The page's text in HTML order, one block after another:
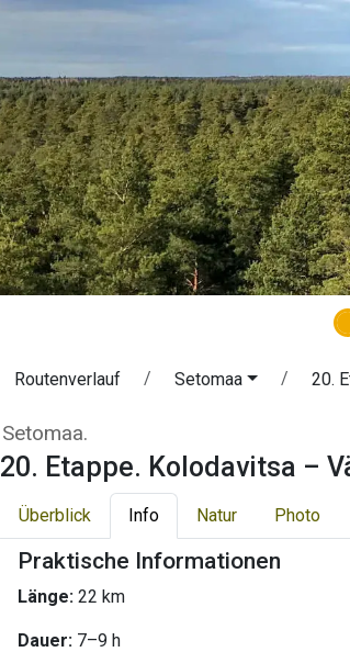
Routenverlauf Setomaa 20.
20. Etappe. Kolodavitsa
Setomaa.
20. Etappe. Kolodavitsa –
Überblick Info Natur Photo
Praktische Informationen
Länge: 22 km
Dauer: 7–9 h